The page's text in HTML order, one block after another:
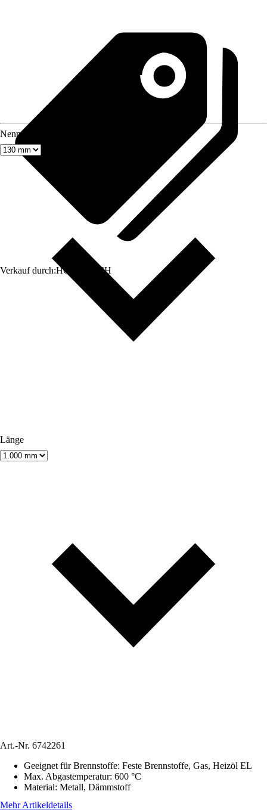
Verkauf durch:HORNBACH
Nenndurchmesser
Länge
Art.-Nr. 6742261
Geeignet für Brennstoffe: Feste Brennstoffe, Gas, Heizöl EL
Max. Abgastemperatur: 600 °C
Material: Metall, Dämmstoff
Mehr Artikeldetails